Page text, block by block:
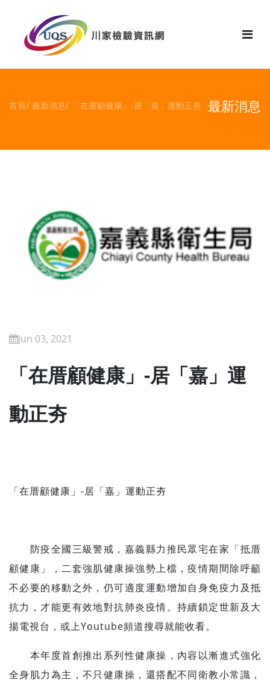
首頁 最新消息 「在厝顧健康」-居「嘉」運動正夯 最新消息
Jun 03, 2021
「在厝顧健康」-居「嘉」運
動正夯
「在厝顧健康」-居「嘉」運動正夯
防疫全國三級警戒，嘉義縣力推民眾宅在家「抵厝
顧健康」，二套強肌健康操強勢上檔，疫情期間除呼籲
不必要的移動之外，仍可適度運動增加自身免疫力及抵
抗力，才能更有效地對抗肺炎疫情。持續鎖定世新及大
揚電視台，或上Youtube頻道搜尋就能收看。
本年度首創推出系列性健康操，內容以漸進式強化
全身肌力為主，不只健康操，還搭配不同衛教小常識，